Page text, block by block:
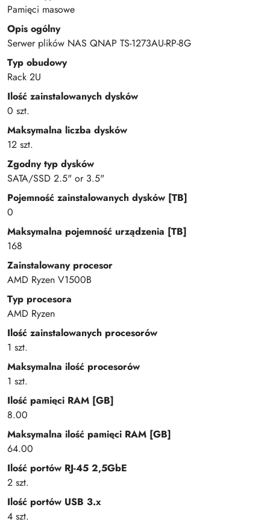
Pamięci masowe
Opis ogólny
Serwer plików NAS QNAP TS-1273AU-RP-8G
Typ obudowy
Rack 2U
Ilość zainstalowanych dysków
0 szt.
Maksymalna liczba dysków
12 szt.
Zgodny typ dysków
SATA/SSD 2.5" or 3.5"
Pojemność zainstalowanych dysków [TB]
0
Maksymalna pojemność urządzenia [TB]
168
Zainstalowany procesor
AMD Ryzen V1500B
Typ procesora
AMD Ryzen
Ilość zainstalowanych procesorów
1 szt.
Maksymalna ilość procesorów
1 szt.
Ilość pamięci RAM [GB]
8.00
Maksymalna ilość pamięci RAM [GB]
64.00
Ilość portów RJ-45 2,5GbE
2 szt.
Ilość portów USB 3.x
4 szt.